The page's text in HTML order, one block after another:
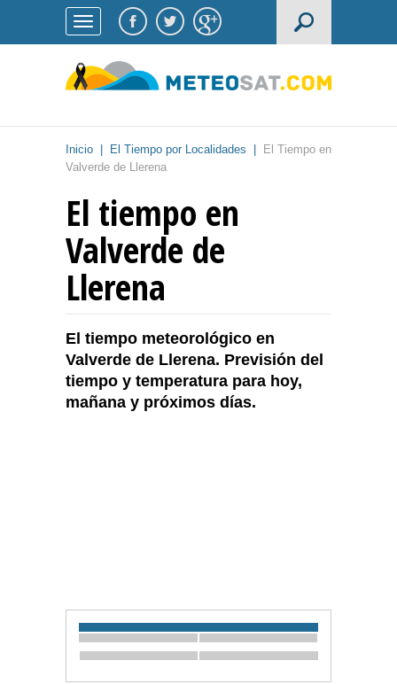
Inicio El Tiempo por Localidades
El Tiempo en
Valverde de Llerena
El tiempo en
Valverde de
Llerena
El tiempo meteorológico en
Valverde de Llerena. Previsión del
tiempo y temperatura para hoy,
mañana y próximos días.